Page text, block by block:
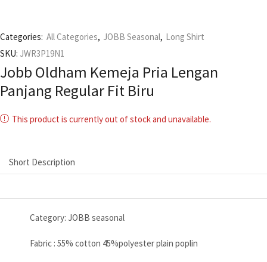
Categories: All Categories, JOBB Seasonal, Long Shirt
SKU: JWR3P19N1
Jobb Oldham Kemeja Pria Lengan
Panjang Regular Fit Biru
This product is currently out of stock and unavailable.
Short Description
Category: JOBB seasonal
Fabric : 55% cotton 45%polyester plain poplin